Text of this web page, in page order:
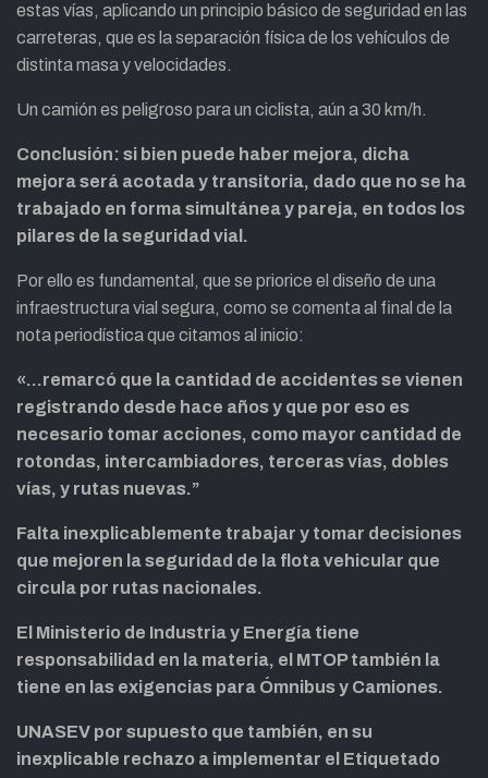
estas vías, aplicando un principio básico de seguridad en las
carreteras, que es la separación física de los vehículos de
distinta masa y velocidades.
Un camión es peligroso para un ciclista, aún a 30 km/h.
Conclusión: si bien puede haber mejora, dicha
mejora será acotada y transitoria, dado que no se ha
trabajado en forma simultánea y pareja, en todos los
pilares de la seguridad vial.
Por ello es fundamental, que se priorice el diseño de una
infraestructura vial segura, como se comenta al final de la
nota periodística que citamos al inicio:
«…remarcó que la cantidad de accidentes se vienen
registrando desde hace años y que por eso es
necesario tomar acciones, como mayor cantidad de
rotondas, intercambiadores, terceras vías, dobles
vías, y rutas nuevas.”
Falta inexplicablemente trabajar y tomar decisiones
que mejoren la seguridad de la flota vehicular que
circula por rutas nacionales.
El Ministerio de Industria y Energía tiene
responsabilidad en la materia, el MTOP también la
tiene en las exigencias para Ómnibus y Camiones.
UNASEV por supuesto que también, en su
inexplicable rechazo a implementar el Etiquetado